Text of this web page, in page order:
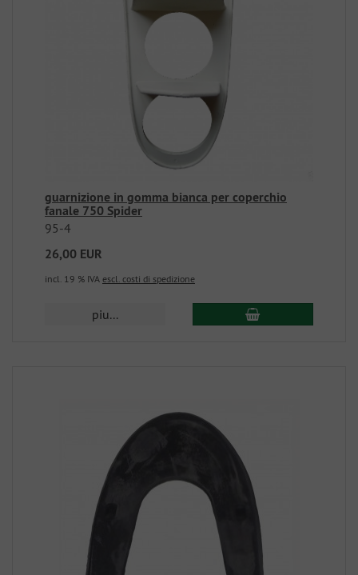
guarnizione in gomma bianca per coperchio
fanale 750 Spider
95-4
26,00 EUR
incl. 19 % IVA escl. costi di spedizione
piu...